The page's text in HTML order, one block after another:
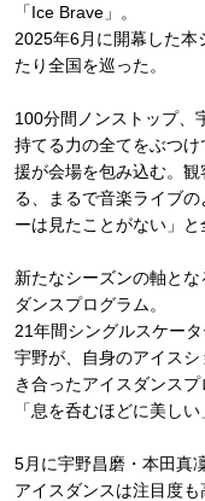
「Ice Brave」。
2025年6月に開幕した本
たり全国を巡った。
100分間ノンストップ、
持てる力の全てをぶつ
援が会場を包み込む。
る、まるで音楽ライブ
ーは見たことがない」と
新たなシーズンの軸と
ダンスプログラム。
21年間シングルスケー
宇野が、自身のアイス
き合ったアイスダンス
「息を呑むほどに美し
5月に宇野昌磨・本田真
アイスダンスは注目度も